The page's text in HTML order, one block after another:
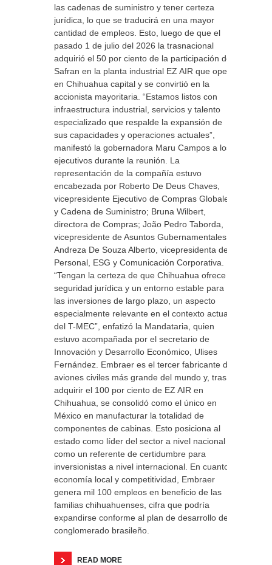
las cadenas de suministro y tener certeza
jurídica, lo que se traducirá en una mayor
cantidad de empleos. Esto, luego de que el
pasado 1 de julio del 2026 la trasnacional
adquirió el 50 por ciento de la participación de
Safran en la planta industrial EZ AIR que opera
en Chihuahua capital y se convirtió en la
accionista mayoritaria. “Estamos listos con
infraestructura industrial, servicios y talento
especializado que respalde la expansión de
sus capacidades y operaciones actuales”,
manifestó la gobernadora Maru Campos a los
ejecutivos durante la reunión. La
representación de la compañía estuvo
encabezada por Roberto De Deus Chaves,
vicepresidente Ejecutivo de Compras Globales
y Cadena de Suministro; Bruna Wilbert,
directora de Compras; João Pedro Taborda,
vicepresidente de Asuntos Gubernamentales; y
Andreza De Souza Alberto, vicepresidenta de
Personal, ESG y Comunicación Corporativa.
“Tengan la certeza de que Chihuahua ofrece
seguridad jurídica y un entorno estable para
las inversiones de largo plazo, un aspecto
especialmente relevante en el contexto actual
del T-MEC”, enfatizó la Mandataria, quien
estuvo acompañada por el secretario de
Innovación y Desarrollo Económico, Ulises
Fernández. Embraer es el tercer fabricante de
aviones civiles más grande del mundo y, tras
adquirir el 100 por ciento de EZ AIR en
Chihuahua, se consolidó como el único en
México en manufacturar la totalidad de
componentes de cabinas. Esto posiciona al
estado como líder del sector a nivel nacional y
como un referente de certidumbre para
inversionistas a nivel internacional. En cuanto a
economía local y competitividad, Embraer
genera mil 100 empleos en beneficio de las
familias chihuahuenses, cifra que podría
expandirse conforme al plan de desarrollo del
conglomerado brasileño.
READ MORE